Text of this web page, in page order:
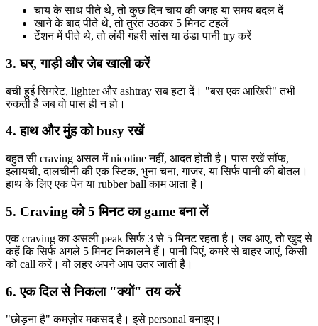
चाय के साथ पीते थे, तो कुछ दिन चाय की जगह या समय बदल दें
खाने के बाद पीते थे, तो तुरंत उठकर 5 मिनट टहलें
टेंशन में पीते थे, तो लंबी गहरी सांस या ठंडा पानी try करें
3. घर, गाड़ी और जेब खाली करें
बची हुई सिगरेट, lighter और ashtray सब हटा दें। "बस एक आखिरी" तभी
रुकती है जब वो पास ही न हो।
4. हाथ और मुंह को busy रखें
बहुत सी craving असल में nicotine नहीं, आदत होती है। पास रखें सौंफ,
इलायची, दालचीनी की एक स्टिक, भुना चना, गाजर, या सिर्फ पानी की बोतल।
हाथ के लिए एक पेन या rubber ball काम आता है।
5. Craving को 5 मिनट का game बना लें
एक craving का असली peak सिर्फ 3 से 5 मिनट रहता है। जब आए, तो खुद से
कहें कि सिर्फ अगले 5 मिनट निकालने हैं। पानी पिएं, कमरे से बाहर जाएं, किसी
को call करें। वो लहर अपने आप उतर जाती है।
6. एक दिल से निकला "क्यों" तय करें
"छोड़ना है" कमज़ोर मकसद है। इसे personal बनाइए।